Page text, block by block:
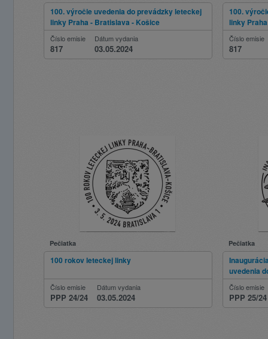
100. výročie uvedenia do prevádzky leteckej
linky Praha - Bratislava - Košice
Číslo emisie
817
Dátum vydania
03.05.2024
100.
linky
Číslo emisie
817
Pečiatka
100 rokov leteckej linky
Číslo emisie
PPP 24/24
Dátum vydania
03.05.2024
Pečiatka
uvedenia
Bratislava
Číslo emisie
PPP 25/24